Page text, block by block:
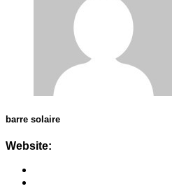
barre solaire
Website: